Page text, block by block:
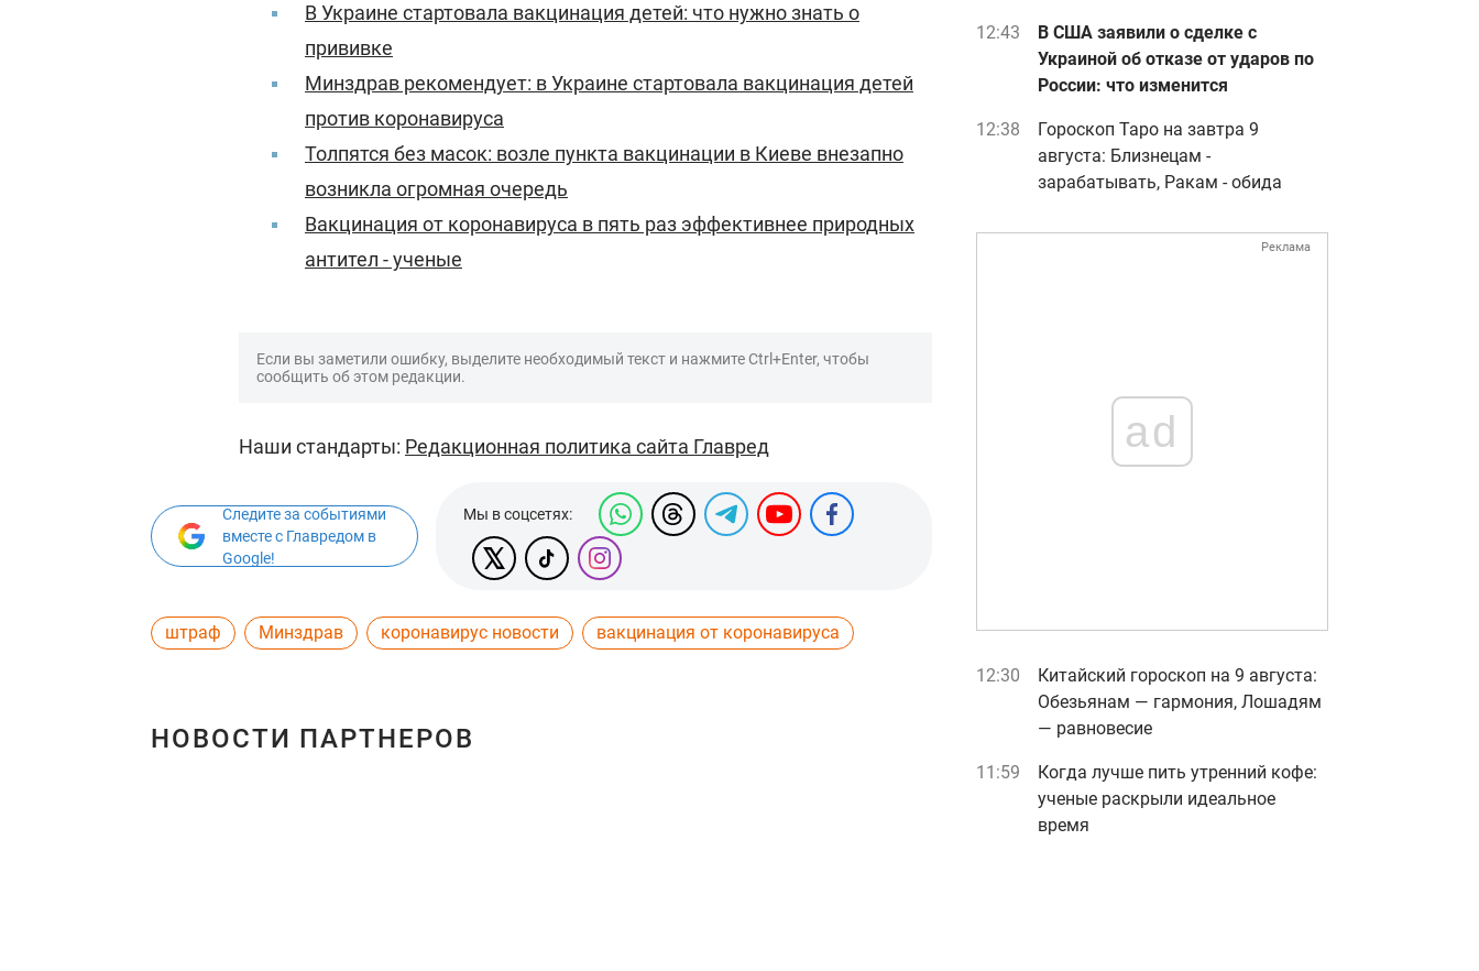
В Украине стартовала вакцинация детей: что нужно знать о
прививке
Минздрав рекомендует: в Украине стартовала вакцинация детей
против коронавируса
Толпятся без масок: возле пункта вакцинации в Киеве внезапно
возникла огромная очередь
Вакцинация от коронавируса в пять раз эффективнее природных
антител - ученые
Если вы заметили ошибку, выделите необходимый текст и нажмите Ctrl+Enter, чтобы
сообщить об этом редакции.
Наши стандарты: Редакционная политика сайта Главред
Следите за событиями
вместе с Главредом в
Google!
Мы в соцсетях:
штраф Минздрав коронавирус новости вакцинация от коронавируса
НОВОСТИ ПАРТНЕРОВ
12:43
В США заявили о сделке с
Украиной об отказе от ударов по
России: что изменится
12:38
Гороскоп Таро на завтра 9
августа: Близнецам -
зарабатывать, Ракам - обида
Реклама
ad
12:30
Китайский гороскоп на 9 августа:
Обезьянам — гармония, Лошадям
— равновесие
11:59
Когда лучше пить утренний кофе:
ученые раскрыли идеальное
время